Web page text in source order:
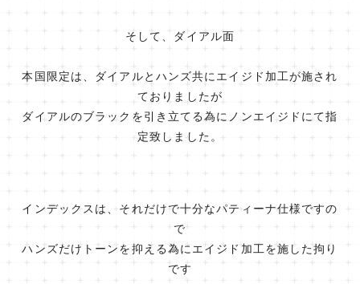
そして、ダイアル面
本国限定は、ダイアルとハンズ共にエイジド加工が施され
ておりましたが
ダイアルのブラックを引き立てる為にノンエイジドにて指
定致しました。
インデックスは、それだけで十分なパティーナ仕様ですの
で
ハンズだけトーンを抑える為にエイジド加工を施した拘り
です